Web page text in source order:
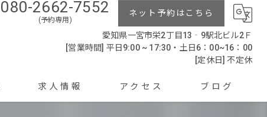
080-2662-7552
(予約専用)
ネット予約はこちら
愛知県一宮市栄2丁目13‐9駅北ビル2Ｆ
[営業時間] 平日9:00 ~ 17:30・土日6：00~16：00
[定休日] 不定休
求人情報 アクセス ブログ